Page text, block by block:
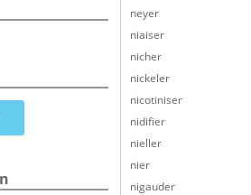
neyer
niaiser
nicher
nickeler
nicotiniser
nidifier
nieller
nier
nigauder